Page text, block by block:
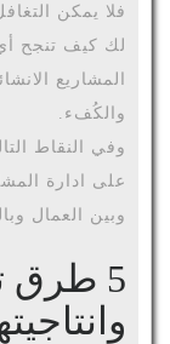
فلا يمكن
لك كيف تنجح
المشاريع
والكُفء.
على ادارة
وبين العمال
5 طرق